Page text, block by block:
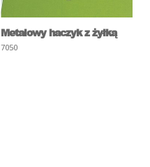
Metalowy haczyk z żyłką
7050